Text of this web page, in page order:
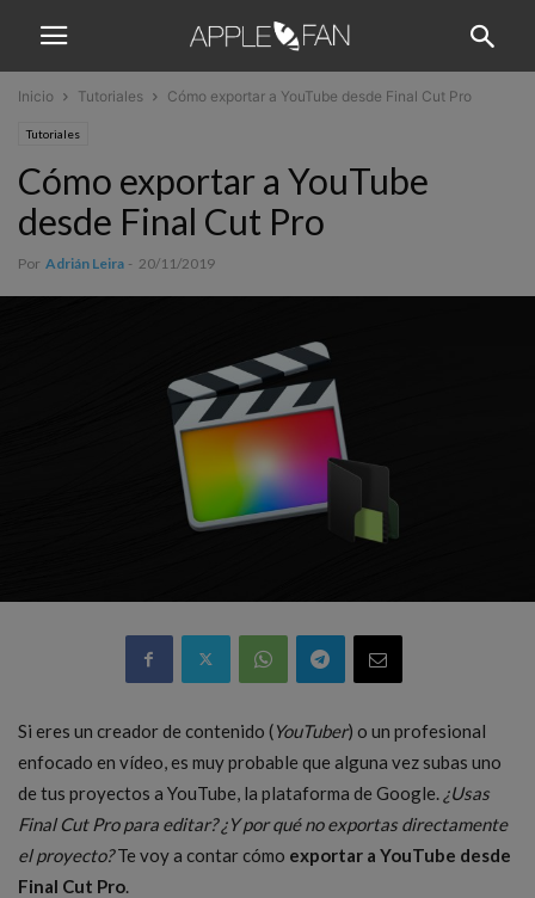
Inicio Tutoriales Cómo exportar a YouTube desde Final Cut Pro
Tutoriales
Cómo exportar a YouTube
desde Final Cut Pro
Por Adrián Leira - 20/11/2019
Si eres un creador de contenido (YouTuber) o un profesional
enfocado en vídeo, es muy probable que alguna vez subas uno
de tus proyectos a YouTube, la plataforma de Google. ¿Usas
Final Cut Pro para editar? ¿Y por qué no exportas directamente
el proyecto?Te voy a contar cómo exportar a YouTube desde
Final Cut Pro